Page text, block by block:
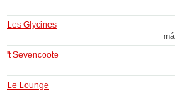
Les Glycines
't Sevencoote
Le Lounge